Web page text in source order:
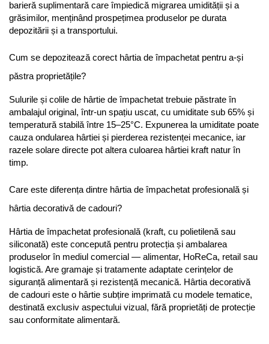
barieră suplimentară care împiedică migrarea umidității și a
grăsimilor, menținând prospețimea produselor pe durata
depozitării și a transportului.
Cum se depozitează corect hârtia de împachetat pentru a-și
păstra proprietățile?
Sulurile și colile de hârtie de împachetat trebuie păstrate în
ambalajul original, într-un spațiu uscat, cu umiditate sub 65% și
temperatură stabilă între 15–25°C. Expunerea la umiditate poate
cauza ondularea hârtiei și pierderea rezistenței mecanice, iar
razele solare directe pot altera culoarea hârtiei kraft natur în
timp.
Care este diferența dintre hârtia de împachetat profesională și
hârtia decorativă de cadouri?
Hârtia de împachetat profesională (kraft, cu polietilenă sau
siliconată) este concepută pentru protecția și ambalarea
produselor în mediul comercial — alimentar, HoReCa, retail sau
logistică. Are gramaje și tratamente adaptate cerințelor de
siguranță alimentară și rezistență mecanică. Hârtia decorativă
de cadouri este o hârtie subțire imprimată cu modele tematice,
destinată exclusiv aspectului vizual, fără proprietăți de protecție
sau conformitate alimentară.